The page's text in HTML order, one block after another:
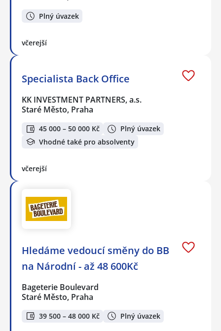
Plný úvazek
včerejší
Specialista Back Office
KK INVESTMENT PARTNERS, a.s.
Staré Město, Praha
45 000 – 50 000 Kč
Plný úvazek
Vhodné také pro absolventy
včerejší
Hledáme vedoucí směny do BB
na Národní - až 48 600Kč
Bageterie Boulevard
Staré Město, Praha
39 500 – 48 000 Kč Plný úvazek